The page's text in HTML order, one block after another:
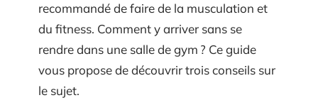
recommandé de faire de la musculation et
du fitness. Comment y arriver sans se
rendre dans une salle de gym ? Ce guide
vous propose de découvrir trois conseils sur
le sujet.